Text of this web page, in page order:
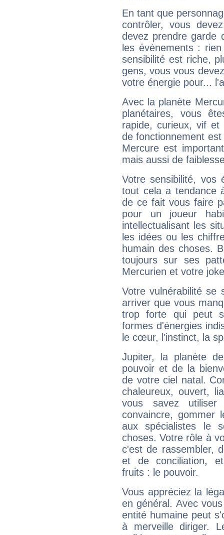
En tant que
contrôler, vous
devez prendre garde
les évènements :
sensibilité est riche,
gens, vous vous
votre énergie pour...
Avec la planète
planétaires, vous
rapide, curieux, vif et
de fonctionnement
Mercure est
mais aussi de
Votre sensibilité,
tout cela a tendance
de ce fait vous faire
pour un joueur
intellectualisant les
les idées ou les
humain des choses.
toujours sur ses
Mercurien et votre
Votre vulnérabilité se
arriver que vous
trop forte qui peut
formes d'énergies
le cœur, l'instinct, la
Jupiter, la planète
pouvoir et de la
de votre ciel natal.
chaleureux, ouvert,
vous savez
convaincre, gommer
aux spécialistes le
choses. Votre rôle à
c'est de rassembler,
et de conciliation,
fruits : le pouvoir.
Vous appréciez la
en général. Avec
entité humaine peut
à merveille diriger.